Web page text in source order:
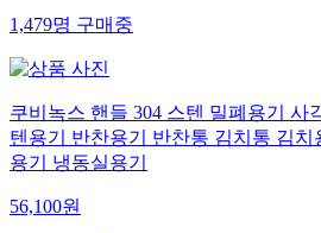
1,479명구매중
쿠비녹스 핸들 304 스텐 밀폐용기 사
텐용기 반찬용기 반찬통 김치통 김
용기 냉동실용기
56,100원